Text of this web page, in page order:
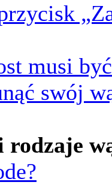
musi
swój
rodzaje